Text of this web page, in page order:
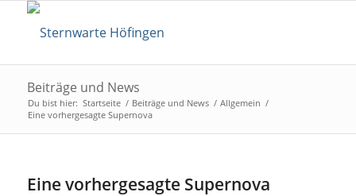
Beiträge und News
Du bist hier: Startseite / Beiträge und News / Allgemein /
Eine vorhergesagte Supernova
Eine vorhergesagte Supernova